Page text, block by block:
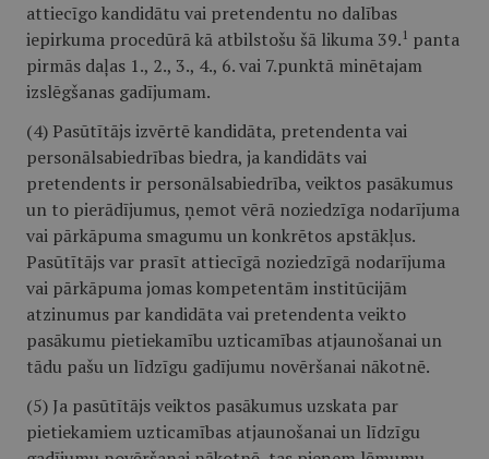
attiecīgo kandidātu vai pretendentu no dalības
iepirkuma procedūrā kā atbilstošu šā likuma 39. 1 panta
pirmās daļas 1., 2., 3., 4., 6. vai 7.punktā minētajam
izslēgšanas gadījumam.
(4) Pasūtītājs izvērtē kandidāta, pretendenta vai
personālsabiedrības biedra, ja kandidāts vai
pretendents ir personālsabiedrība, veiktos pasākumus
un to pierādījumus, ņemot vērā noziedzīga nodarījuma
vai pārkāpuma smagumu un konkrētos apstākļus.
Pasūtītājs var prasīt attiecīgā noziedzīgā nodarījuma
vai pārkāpuma jomas kompetentām institūcijām
atzinumus par kandidāta vai pretendenta veikto
pasākumu pietiekamību uzticamības atjaunošanai un
tādu pašu un līdzīgu gadījumu novēršanai nākotnē.
(5) Ja pasūtītājs veiktos pasākumus uzskata par
pietiekamiem uzticamības atjaunošanai un līdzīgu